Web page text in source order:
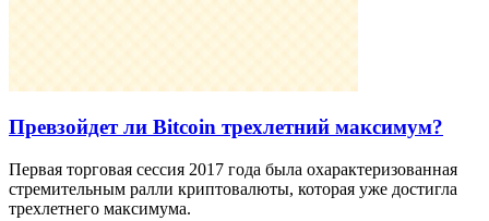
Превзойдет ли Bitcoin трехлетний максимум?
Первая торговая сессия 2017 года была охарактеризованная
стремительным ралли криптовалюты, которая уже достигла
трехлетнего максимума.